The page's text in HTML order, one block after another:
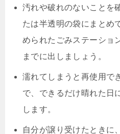
汚れや破れのないことを
たは半透明の袋にまとめ
められたごみステーショ
までに出しましょう。
濡れてしまうと再使用で
で、できるだけ晴れた日
します。
自分が譲り受けたときに